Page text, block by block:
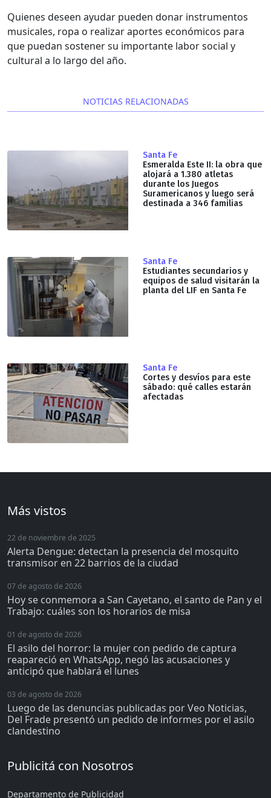
Quienes deseen ayudar pueden donar instrumentos
musicales, ropa o realizar aportes económicos para
que puedan sostener su importante labor social y
cultural a lo largo del año.
NOTICIAS RELACIONADAS
Santa Fe
Esmeralda Este II: la obra que
alojará a 1.380 atletas
durante los Juegos
Suramericanos y luego será
destinada a 346 familias
Santa Fe
Estudiantes secundarios y
equipos de salud visitarán la
planta del LIF en Santa Fe
Santa Fe
Cortes y desvíos para este
sábado: qué calles estarán
afectadas
Más vistos
22 de noviembre de 2025
Alerta Dengue: detectan la presencia del mosquito
transmisor en 22 barrios de la ciudad
07 de agosto de 2026
Hoy se conmemora a San Cayetano, el santo de Pan y el
Trabajo: cuáles son los horarios de misa
01 de agosto de 2026
El asilo del horror: la mujer con pedido de captura
reapareció en WhatsApp, negó las acusaciones y
anticipó que hablará el lunes
03 de agosto de 2026
Luego de las denuncias publicadas por Veo Noticias,
Del Frade presentó un pedido de informes por el asilo
clandestino
Publicitá con Nosotros
Departamento de Publicidad